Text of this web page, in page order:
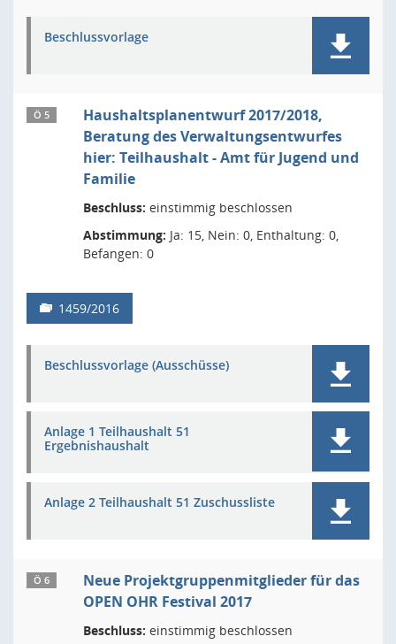
Beschlussvorlage
Ö 5
Haushaltsplanentwurf 2017/2018,
Beratung des Verwaltungsentwurfes
hier: Teilhaushalt - Amt für Jugend und
Familie
Beschluss: einstimmig beschlossen
Abstimmung: Ja: 15, Nein: 0, Enthaltung: 0,
Befangen: 0
1459/2016
Beschlussvorlage (Ausschüsse)
Anlage 1 Teilhaushalt 51
Ergebnishaushalt
Anlage 2 Teilhaushalt 51 Zuschussliste
Ö 6
Neue Projektgruppenmitglieder für das
OPEN OHR Festival 2017
Beschluss: einstimmig beschlossen